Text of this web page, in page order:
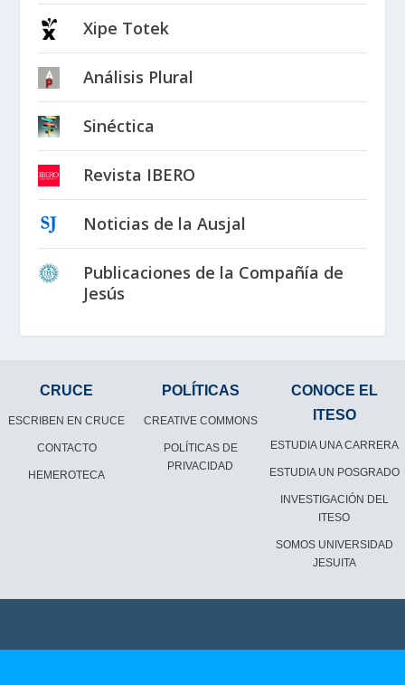
Xipe Totek
Análisis Plural
Sinéctica
Revista IBERO
Noticias de la Ausjal
Publicaciones de la Compañía de
Jesús
CRUCE
ESCRIBEN EN CRUCE
CONTACTO
HEMEROTECA
POLÍTICAS
CREATIVE COMMONS
POLÍTICAS DE
PRIVACIDAD
CONOCE EL
ITESO
ESTUDIA UNA CARRERA
ESTUDIA UN POSGRADO
INVESTIGACIÓN DEL
ITESO
SOMOS UNIVERSIDAD
JESUITA